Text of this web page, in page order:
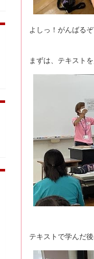
よしっ！がんばるぞ
まずは、テキスト
テキストで学んだ